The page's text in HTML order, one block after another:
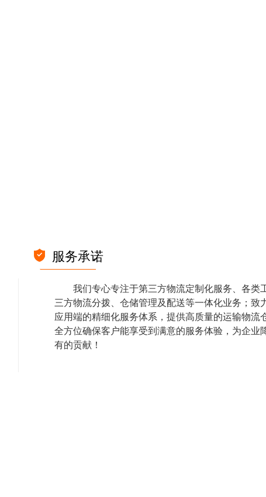
服务承诺
我们专心专注于第三方物流定制化服务、各类
三方物流分拨、仓储管理及配送等一体化业务；致
应用端的精细化服务体系，提供高质量的运输物流
全方位确保客户能享受到满意的服务体验，为企业
有的贡献！